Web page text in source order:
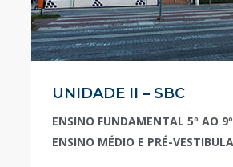
UNIDADE II – SBC
ENSINO FUNDAMENTAL 5º AO
ENSINO MÉDIO E PRÉ-